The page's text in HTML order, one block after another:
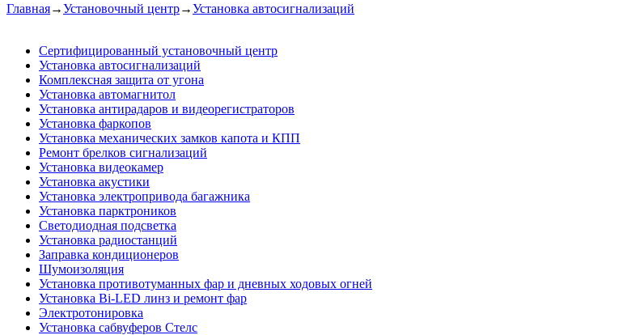
Главная→Установочный центр→Установка автосигнализаций
Сертифицированный установочный центр
Установка автосигнализаций
Комплексная защита от угона
Установка автомагнитол
Установка антирадаров и видеорегистраторов
Установка фаркопов
Установка механических замков капота и КПП
Ремонт брелков сигнализаций
Установка видеокамер
Установка акустики
Установка электропривода багажника
Установка парктроников
Светодиодная подсветка
Установка радиостанций
Заправка кондиционеров
Шумоизоляция
Установка противотуманных фар и дневных ходовых огней
Установка Bi-LED линз и ремонт фар
Электротонировка
Установка сабвуферов Стелс